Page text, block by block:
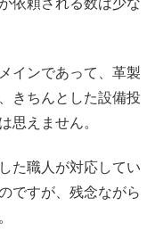
インであって、革製
きちんとした設備投
思えません。
た職人が対応してい
ですが、残念ながら